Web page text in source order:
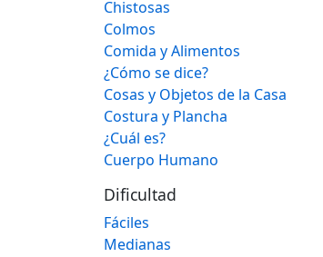
Chistosas
Colmos
Comida y Alimentos
¿Cómo se dice?
Cosas y Objetos de la Casa
Costura y Plancha
¿Cuál es?
Cuerpo Humano
Dificultad
Fáciles
Medianas